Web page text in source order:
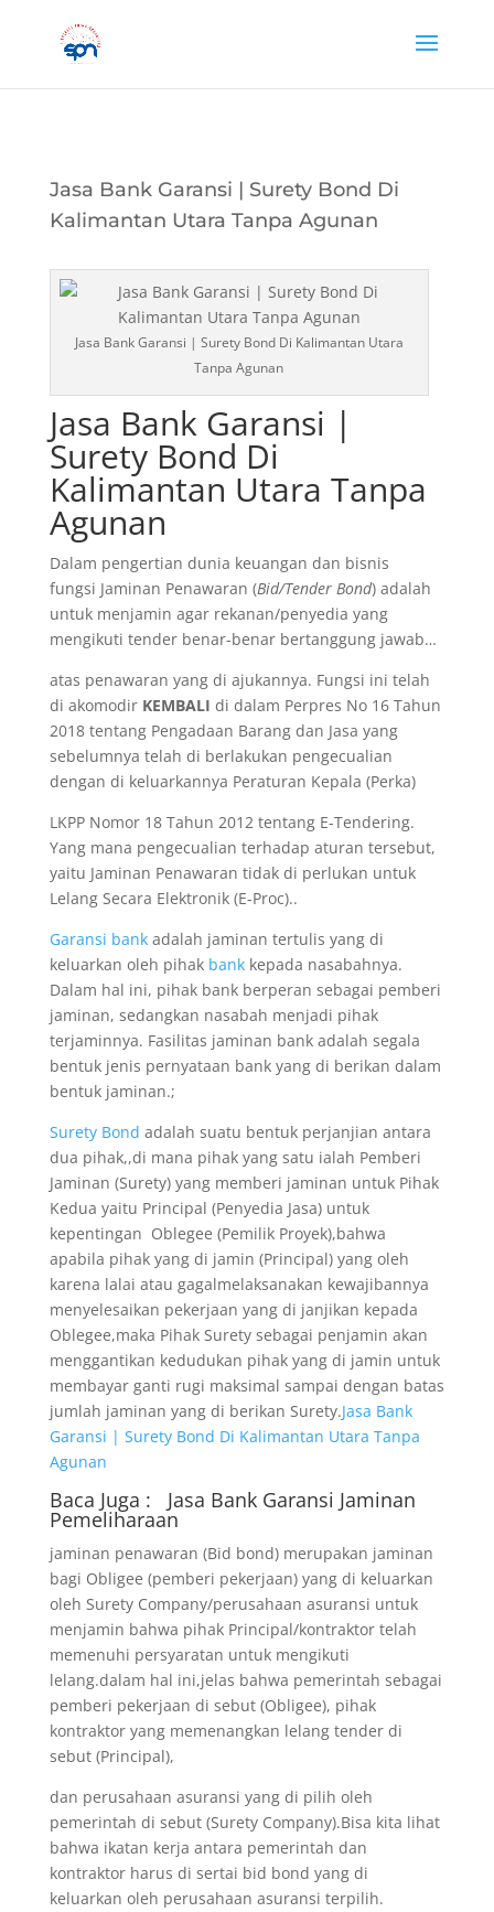
Jasa Bank Garansi | Surety Bond Di
Kalimantan Utara Tanpa Agunan
Jasa Bank Garansi | Surety Bond Di Kalimantan Utara
Tanpa Agunan
Jasa Bank Garansi |
Surety Bond Di
Kalimantan Utara Tanpa
Agunan
Dalam pengertian dunia keuangan dan bisnis
fungsi Jaminan Penawaran (Bid/Tender Bond) adalah
untuk menjamin agar rekanan/penyedia yang
mengikuti tender benar-benar bertanggung jawab…
atas penawaran yang di ajukannya. Fungsi ini telah
di akomodir KEMBALI di dalam Perpres No 16 Tahun
2018 tentang Pengadaan Barang dan Jasa yang
sebelumnya telah di berlakukan pengecualian
dengan di keluarkannya Peraturan Kepala (Perka)
LKPP Nomor 18 Tahun 2012 tentang E-Tendering.
Yang mana pengecualian terhadap aturan tersebut,
yaitu Jaminan Penawaran tidak di perlukan untuk
Lelang Secara Elektronik (E-Proc)..
Garansi bankadalah jaminan tertulis yang di
keluarkan oleh pihak bankkepada nasabahnya.
Dalam hal ini, pihak bank berperan sebagai pemberi
jaminan, sedangkan nasabah menjadi pihak
terjaminnya. Fasilitas jaminan bank adalah segala
bentuk jenis pernyataan bank yang di berikan dalam
bentuk jaminan.;
Surety Bond adalah suatu bentuk perjanjian antara
dua pihak,,di mana pihak yang satu ialah Pemberi
Jaminan (Surety) yang memberi jaminan untuk Pihak
Kedua yaitu Principal (Penyedia Jasa) untuk
kepentingan Oblegee (Pemilik Proyek),bahwa
apabila pihak yang di jamin (Principal) yang oleh
karena lalai atau gagalmelaksanakan kewajibannya
menyelesaikan pekerjaan yang di janjikan kepada
Oblegee,maka Pihak Surety sebagai penjamin akan
menggantikan kedudukan pihak yang di jamin untuk
membayar ganti rugi maksimal sampai dengan batas
jumlah jaminan yang di berikan Surety.Jasa Bank
Garansi | Surety Bond Di Kalimantan Utara Tanpa
Agunan
Baca Juga : Jasa Bank Garansi Jaminan
Pemeliharaan
jaminan penawaran (Bid bond) merupakan jaminan
bagi Obligee (pemberi pekerjaan) yang di keluarkan
oleh Surety Company/perusahaan asuransi untuk
menjamin bahwa pihak Principal/kontraktor telah
memenuhi persyaratan untuk mengikuti
lelang.dalam hal ini,jelas bahwa pemerintah sebagai
pemberi pekerjaan di sebut (Obligee), pihak
kontraktor yang memenangkan lelang tender di
sebut (Principal),
dan perusahaan asuransi yang di pilih oleh
pemerintah di sebut (Surety Company).Bisa kita lihat
bahwa ikatan kerja antara pemerintah dan
kontraktor harus di sertai bid bond yang di
keluarkan oleh perusahaan asuransi terpilih.